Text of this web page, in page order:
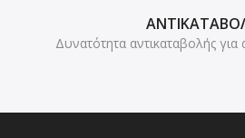
Δυνατότητα αντικαταβολής